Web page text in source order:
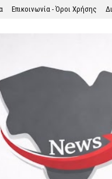
Επικοινωνία - Όροι Χρήσης